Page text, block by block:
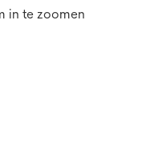
in te zoomen